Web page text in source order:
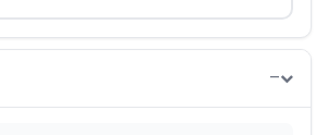
—